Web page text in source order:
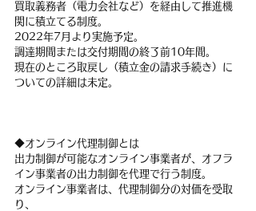
買取義務者（電力会社など）を経由して推進機
関に積立てる制度。
2022年7月より実施予定。
調達期間または交付期間の終了前10年間。
現在のところ取戻し（積立金の請求手続き）に
ついての詳細は未定。
◆オンライン代理制御とは
出力制御が可能なオンライン事業者が、オフラ
イン事業者の出力制御を代理で行う制度。
オンライン事業者は、代理制御分の対価を受取
り、